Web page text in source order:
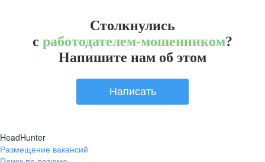
Столкнулись
с работодателем-мошенником?
Напишите нам об этом
Написать
HeadHunter
Размещение вакансий